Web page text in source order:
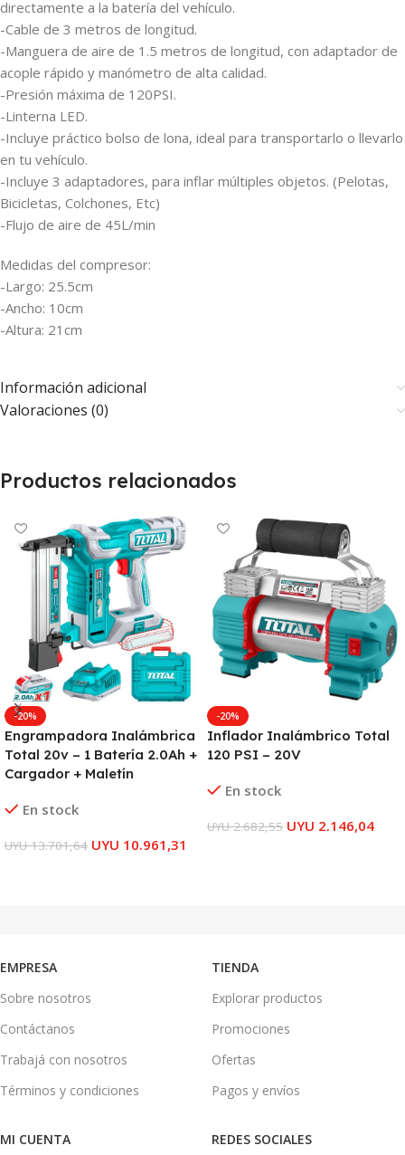
directamente a la batería del vehículo.
-Cable de 3 metros de longitud.
-Manguera de aire de 1.5 metros de longitud, con adaptador de
acople rápido y manómetro de alta calidad.
-Presión máxima de 120PSI.
-Linterna LED.
-Incluye práctico bolso de lona, ideal para transportarlo o llevarlo
en tu vehículo.
-Incluye 3 adaptadores, para inflar múltiples objetos. (Pelotas,
Bicicletas, Colchones, Etc)
-Flujo de aire de 45L/min
Medidas del compresor:
-Largo: 25.5cm
-Ancho: 10cm
-Altura: 21cm
Información adicional
Valoraciones (0)
Productos relacionados
-20%
Engrampadora Inalámbrica
Total 20v – 1 Batería 2.0Ah +
Cargador + Maletín
En stock
UYU13.701,64 UYU 10.961,31
-20%
Inflador Inalámbrico Total
120 PSI – 20V
En stock
UYU2.682,55 UYU 2.146,04
EMPRESA
Sobre nosotros
Contáctanos
Trabajá con nosotros
Términos y condiciones
TIENDA
Explorar productos
Promociones
Ofertas
Pagos y envíos
MI CUENTA REDES SOCIALES